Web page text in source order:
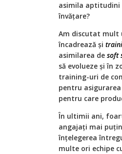
asimila aptitudini
învățare?
Am discutat mult
încadrează şi
asimilarea de soft
să evolueze și în
training-uri de
pentru
pentru care
În ultimii ani,
angajați mai
înţelegerea
multe ori echipe